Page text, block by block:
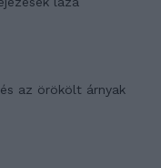
az örökölt árnyak